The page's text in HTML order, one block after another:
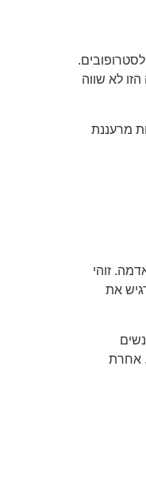
לא שווה
תוכלו לשחות מרעננת
באדמה. זוהי
רחוק מבלי להרגיש את
אחרת